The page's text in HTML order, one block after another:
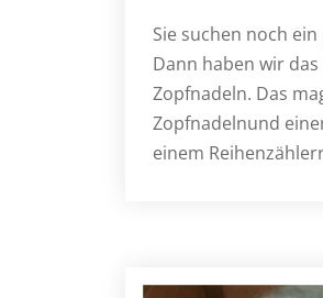
Sie suchen noch
Dann haben wir
Zopfnadeln. Das
Zopfnadelnund
einem